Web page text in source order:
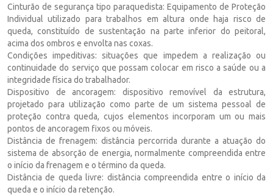
Cinturão de segurança tipo paraquedista: Equipamento de Proteção
Individual utilizado para trabalhos em altura onde haja risco de
queda, constituído de sustentação na parte inferior do peitoral,
acima dos ombros e envolta nas coxas.
Condições impeditivas: situações que impedem a realização ou
continuidade do serviço que possam colocar em risco a saúde ou a
integridade física do trabalhador.
Dispositivo de ancoragem: dispositivo removível da estrutura,
projetado para utilização como parte de um sistema pessoal de
proteção contra queda, cujos elementos incorporam um ou mais
pontos de ancoragem fixos ou móveis.
Distância de frenagem: distância percorrida durante a atuação do
sistema de absorção de energia, normalmente compreendida entre
o início da frenagem e o término da queda.
Distância de queda livre: distância compreendida entre o início da
queda e o início da retenção.